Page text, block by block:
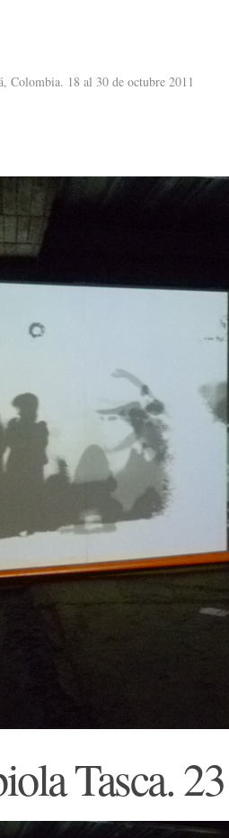
Colombia. 18 al 30 de octubre 2011
Tasca.